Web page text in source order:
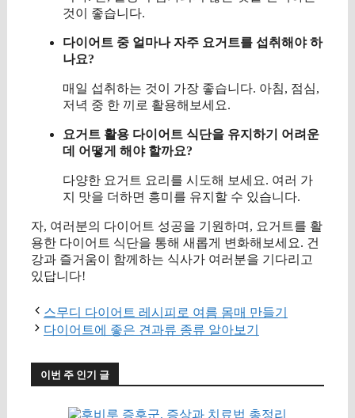
것이 좋습니다.
다이어트 중 얼마나 자주 요거트를 섭취해야 하
나요?
매일 섭취하는 것이 가장 좋습니다. 아침, 점심,
저녁 중 한 끼로 활용해보세요.
요거트 활용 다이어트 식단을 유지하기 어려운
데 어떻게 해야 할까요?
다양한 요거트 요리를 시도해 보세요. 여러 가
지 맛을 더하면 흥미를 유지할 수 있습니다.
자, 여러분의 다이어트 성공을 기원하며, 요거트를 활
용한 다이어트 식단을 통해 새롭게 변화해보세요. 건
강과 즐거움이 함께하는 식사가 여러분을 기다리고
있답니다!
스무디 다이어트 레시피로 여름 몸매 만들기
다이어트에 좋은 견과류 종류 알아보기
이번 주 인기 글